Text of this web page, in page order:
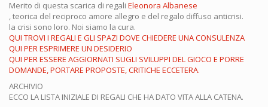
Merito di questa scarica di regali Eleonora Albanese
, teorica del reciproco amore allegro e del regalo diffuso anticrisi.
la crisi sono loro. Noi siamo la cura.
QUI TROVI I REGALI E GLI SPAZI DOVE CHIEDERE UNA CONSULENZA
QUI PER ESPRIMERE UN DESIDERIO
QUI PER ESSERE AGGIORNATI SUGLI SVILUPPI DEL GIOCO E PORRE
DOMANDE, PORTARE PROPOSTE, CRITICHE ECCETERA.
ARCHIVIO
ECCO LA LISTA INIZIALE DI REGALI CHE HA DATO VITA ALLA CATENA.